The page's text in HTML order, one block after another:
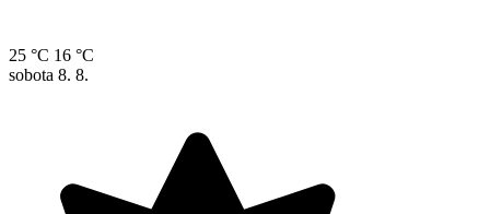
25 °C 16 °C
sobota 8. 8.